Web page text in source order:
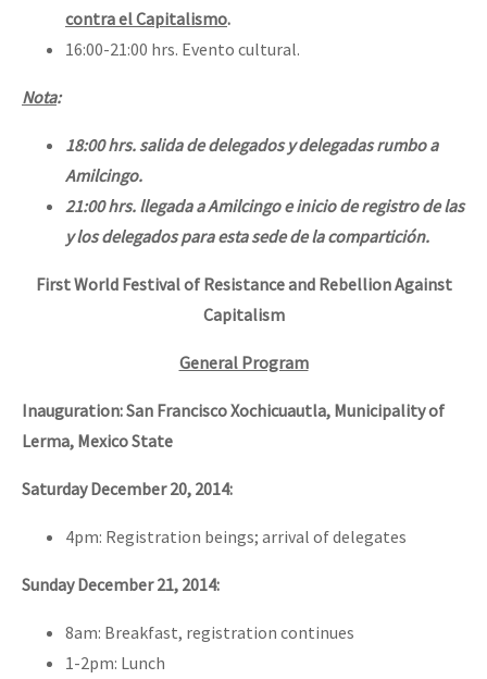
contra el Capitalismo.
16:00-21:00 hrs. Evento cultural.
Nota:
18:00 hrs. salida de delegados y delegadas rumbo a
Amilcingo.
21:00 hrs. llegada a Amilcingo e inicio de registro de las
y los delegados para esta sede de la compartición.
First World Festival of Resistance and Rebellion Against
Capitalism
General Program
Inauguration: San Francisco Xochicuautla, Municipality of
Lerma, Mexico State
Saturday December 20, 2014:
4pm: Registration beings; arrival of delegates
Sunday December 21, 2014:
8am: Breakfast, registration continues
1-2pm: Lunch